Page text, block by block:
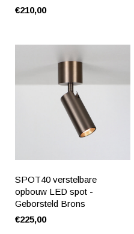
€210,00
SPOT40 verstelbare
opbouw LED spot -
Geborsteld Brons
€225,00